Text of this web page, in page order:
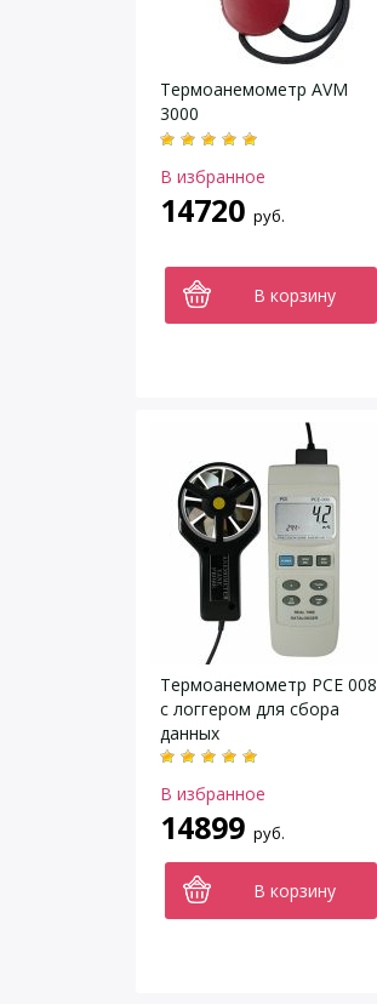
Термоанемометр AVM
3000
В избранное
14720 руб.
В корзину
Термоанемометр PCE 008
с логгером для сбора
данных
В избранное
14899 руб.
В корзину